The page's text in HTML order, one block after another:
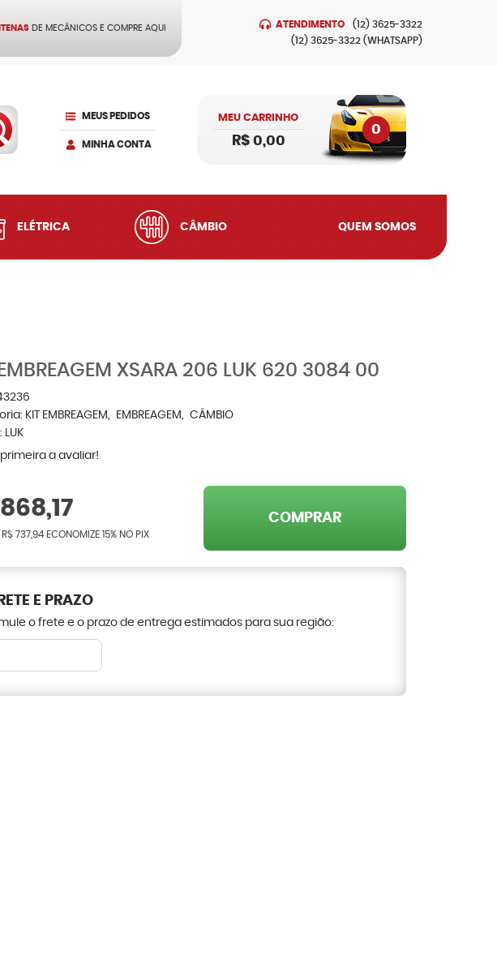
DE MECÂNICOS E COMPRE AQUI ATENDIMENTO (12) 3625-3322
(12) 3625-3322 (WHATSAPP)
MEUS PEDIDOS
MINHA CONTA
MEU CARRINHO
0
R$ 0,00
ELÉTRICA CÂMBIO QUEM SOMOS
XSARA 206 LUK 620 3084 00
KIT EMBREAGEM EMBREAGEM
CÂMBIO
LUK
a avaliar!
R$ 737,94ECONOMIZE 15% NO PIX
COMPRAR
E PRAZO
o frete e o prazo de entrega estimados para sua região: